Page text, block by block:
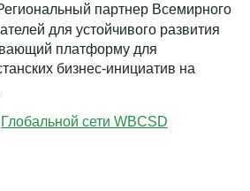
партнер Всемирного
для устойчивого развития
платформу для
бизнес-инициатив на
Глобальной сети WBCSD